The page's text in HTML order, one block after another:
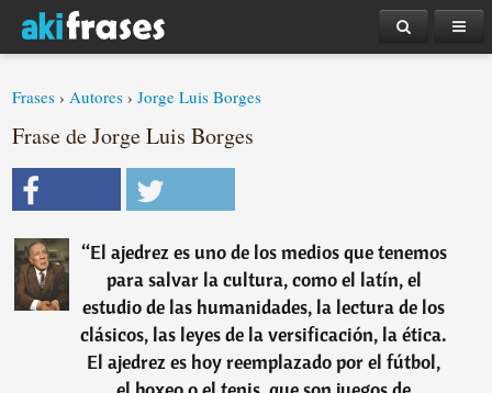
Frases ›Autores ›Jorge Luis Borges
Frase de Jorge Luis Borges
“El ajedrez es uno de los medios que tenemos
para salvar la cultura, como el latín, el
estudio de las humanidades, la lectura de los
clásicos, las leyes de la versificación, la ética.
El ajedrez es hoy reemplazado por el fútbol,